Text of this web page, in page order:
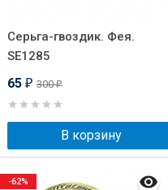
Серьга-гвоздик. Фея.
SE1285
65 ₽ 300₽
В корзину
-62%